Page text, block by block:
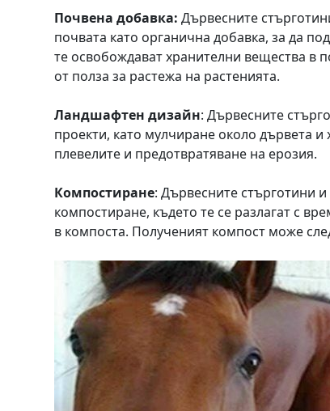
Почвена добавка: Дървесните
почвата като органична добавка, за да
те освобождават хранителни вещества в
от полза за растежа на растенията.
Ландшафтен дизайн: Дървесните
проекти, като мулчиране около дървета и
плевелите и предотвратяване на ерозия.
Компостиране: Дървесните стърготини
компостиране, където те се разлагат с
в компоста. Полученият компост може